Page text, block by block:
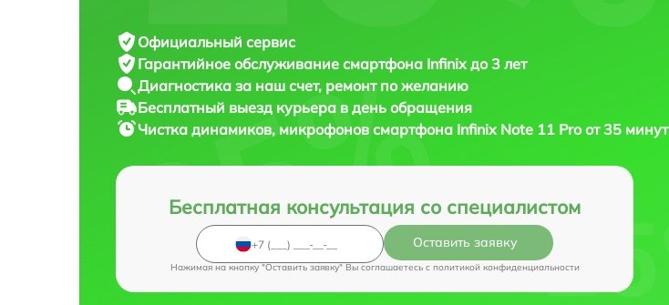
Официальный сервис
Гарантийное обслуживание смартфона Infinix до 3 лет
Диагностика за наш счет, ремонт по желанию
Бесплатный выезд курьера в день обращения
Чистка динамиков, микрофонов смартфона Infinix Note 11 Pro от 35 минут
Бесплатная консультация со специалистом
Оставить заявку
Нажимая на кнопку "Оставить заявку" Вы соглашаетесь c политикой конфиденциальности